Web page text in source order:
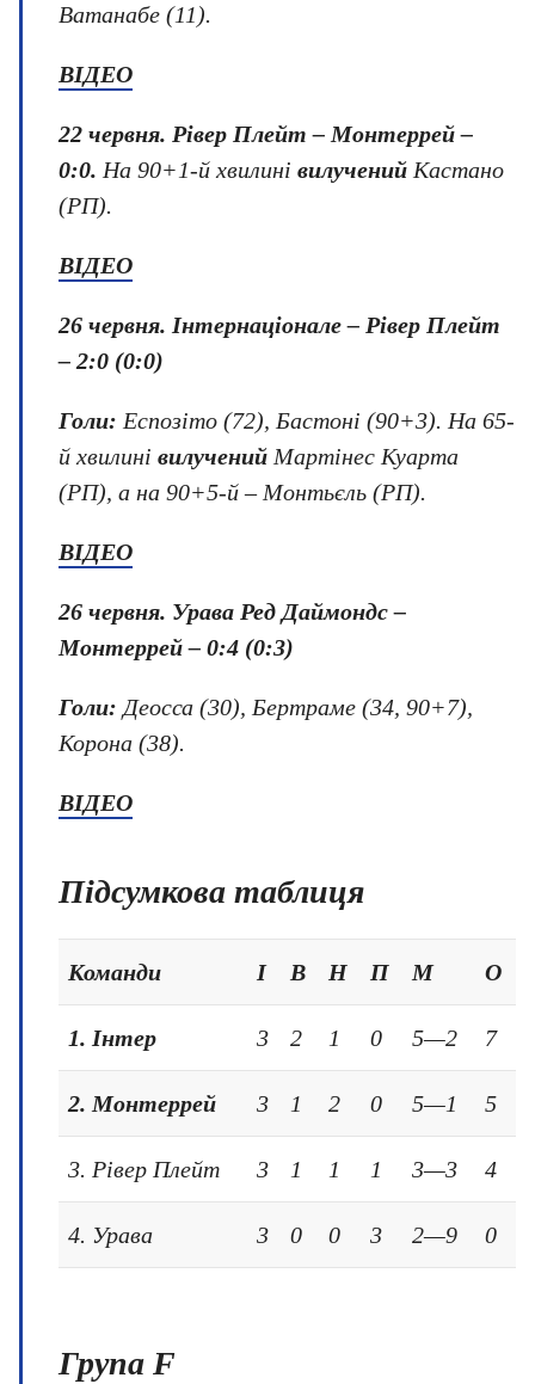
Ватанабе (11).
ВІДЕО
22 червня. Рівер Плейт – Монтеррей –
0:0. На 90+1-й хвилині вилучений Кастано
(РП).
ВІДЕО
26 червня. Інтернаціонале – Рівер Плейт
– 2:0 (0:0)
Голи: Еспозіто (72), Бастоні (90+3). На 65-
й хвилині вилучений Мартінес Куарта
(РП), а на 90+5-й – Монтьєль (РП).
ВІДЕО
26 червня. Урава Ред Даймондс –
Монтеррей – 0:4 (0:3)
Голи: Деосса (30), Бертраме (34, 90+7),
Корона (38).
ВІДЕО
Підсумкова таблиця
Команди І В Н П М О
1. Інтер 3 2 1 0 5—2 7
2. Монтеррей 3 1 2 0 5—1 5
3. Рівер Плейт 3 1 1 1 3—3 4
4. Урава 3 0 0 3 2—9 0
Група F